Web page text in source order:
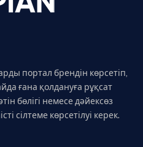
портал брендін көрсетіп,
ғана қолдануға рұқсат
бөлігі немесе дәйексөз
сілтеме көрсетілуі керек.